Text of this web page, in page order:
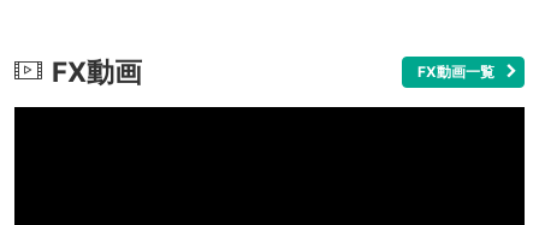
FX動画 FX動画一覧